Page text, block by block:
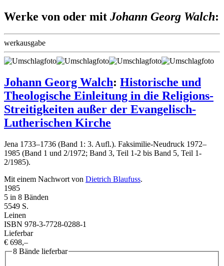
Werke von oder mit Johann Georg Walch:
werkausgabe
Johann Georg Walch: Historische und
Theologische Einleitung in die Religions-
Streitigkeiten außer der Evangelisch-
Lutherischen Kirche
Jena 1733–1736 (Band 1: 3. Aufl.). Faksimilie-Neudruck 1972–
1985 (Band 1 und 2/1972; Band 3, Teil 1-2 bis Band 5, Teil 1-
2/1985).
Mit einem Nachwort von Dietrich Blaufuss.
1985
5 in 8 Bänden
5549 S.
Leinen
ISBN 978-3-7728-0288-1
Lieferbar
€ 698,–
8 Bände lieferbar